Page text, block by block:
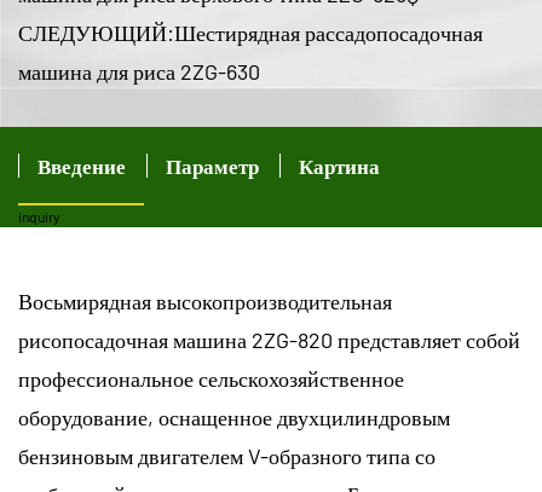
СЛЕДУЮЩИЙ:Шестирядная рассадопосадочная
машина для риса 2ZG-630
Введение Параметр Картина
inquiry
Восьмирядная высокопроизводительная
рисопосадочная машина 2ZG-820 представляет собой
профессиональное сельскохозяйственное
оборудование, оснащенное двухцилиндровым
бензиновым двигателем V-образного типа со